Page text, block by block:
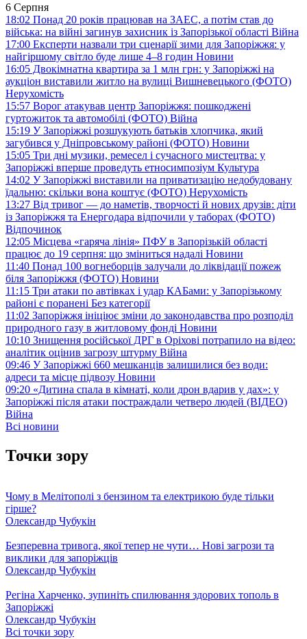
6 Серпня
18:02 Понад 20 років працював на ЗАЕС, а потім став до
війська: на війні загинув захисник із Запорізької області Війна
17:00 Експерти назвали три сценарії зими для Запоріжжя: у
найгіршому світло буде лише 4–8 годин Новини
16:05 Двокімнатна квартира за 1 млн грн: у Запоріжжі на
аукціон виставили житло на вулиці Вишневецького (ФОТО)
Нерухомість
15:57 Ворог атакував центр Запоріжжя: пошкоджені
гуртожиток та автомобілі (ФОТО) Війна
15:19 У Запоріжжі розшукують батьків хлопчика, який
загубився у Дніпровському районі (ФОТО) Новини
15:05 Три дні музики, ремесел і сучасного мистецтва: у
Запоріжжі вперше проведуть етносимпозіум Культура
14:02 У Запоріжжі виставили на приватизацію недобудовану
їдальню: скільки вона коштує (ФОТО) Нерухомість
13:27 Від тривог — до наметів, творчості й нових друзів: діти
із Запоріжжя та Енергодара відпочили у таборах (ФОТО)
Відпочинок
12:05 Місцева «гаряча лінія» ПФУ в Запорізькій області
працює до 19 серпня: що зміниться надалі Новини
11:40 Понад 100 вогнеборців залучали до ліквідації пожеж
біля Запоріжжя (ФОТО) Новини
11:15 Три атаки по автівках і удар КАБами: у Запорізькому
районі є поранені Без категорії
11:02 Запоріжжя ініціює зміни до законодавства про розподіл
природного газу в житловому фонді Новини
10:10 Знищення російської ДРГ в Оріхові потрапило на відео:
аналітик оцінив загрозу штурму Війна
09:46 У Запоріжжі 660 мешканців залишилися без води:
адреси та місце підвозу Новини
09:20 «Дитина спала в кімнаті, коли дрон вдарив у дах»: у
Запоріжжі після атаки постраждали четверо людей (ВІДЕО)
Війна
Всі новини
Точки зору
Чому в Мелітополі з бензином та електрикою буде тільки
гірше?
Олександр Чубукін
Безперевна тривога, якої тепер не чути… Нові загрози та
виклики для запоріжців
Олександр Чубукін
Регіна Харченко, зупиніть спилювання здорових тополь в
Запоріжжі
Олександр Чубукін
Всі точки зору